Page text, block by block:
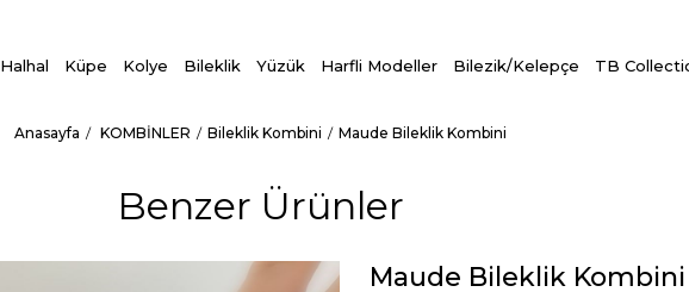
Halhal Küpe Kolye Bileklik Yüzük Harfli Modeller Bilezik/Kelepçe TB
Anasayfa KOMBİNLER Bileklik Kombini
Maude Bileklik Kombini
Benzer Ürünler
Maude Bileklik Kombini